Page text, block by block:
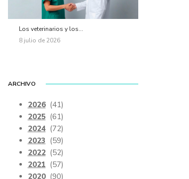
Los veterinarios y los...
8 julio de 2026
ARCHIVO
2026 (41)
2025 (61)
2024 (72)
2023 (59)
2022 (52)
2021 (57)
2020 (90)